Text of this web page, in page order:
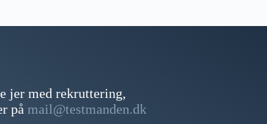
jer med rekruttering,
på mail@testmanden.dk